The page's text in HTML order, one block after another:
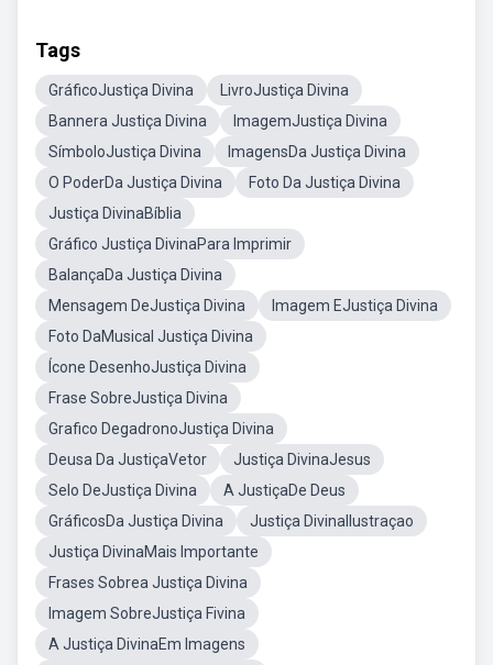
Tags
GráficoJustiça Divina
LivroJustiça Divina
Bannera Justiça Divina
ImagemJustiça Divina
SímboloJustiça Divina
ImagensDa Justiça Divina
O PoderDa Justiça Divina
Foto Da Justiça Divina
Justiça DivinaBíblia
Gráfico Justiça DivinaPara Imprimir
BalançaDa Justiça Divina
Mensagem DeJustiça Divina
Imagem EJustiça Divina
Foto DaMusical Justiça Divina
Ícone DesenhoJustiça Divina
Frase SobreJustiça Divina
Grafico DegadronoJustiça Divina
Deusa Da JustiçaVetor
Justiça DivinaJesus
Selo DeJustiça Divina
A JustiçaDe Deus
GráficosDa Justiça Divina
Justiça DivinaIlustraçao
Justiça DivinaMais Importante
Frases Sobrea Justiça Divina
Imagem SobreJustiça Fivina
A Justiça DivinaEm Imagens